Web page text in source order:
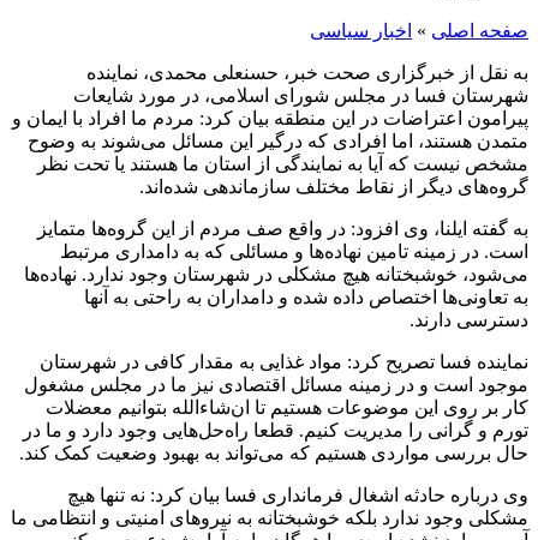
صفحه اصلی » اخبار سیاسی
به نقل از خبرگزاری صحت خبر، حسنعلی محمدی، نماینده
شهرستان فسا در مجلس شورای اسلامی، در مورد شایعات
پیرامون اعتراضات در این منطقه بیان کرد: مردم ما افراد با ایمان و
متمدن هستند، اما افرادی که درگیر این مسائل می‌شوند به وضوح
مشخص نیست که آیا به نمایندگی از استان ما هستند یا تحت نظر
گروه‌های دیگر از نقاط مختلف سازماندهی شده‌اند.
به گفته ایلنا، وی افزود: در واقع صف مردم از این گروه‌ها متمایز
است. در زمینه تامین نهاده‌ها و مسائلی که به دامداری مرتبط
می‌شود، خوشبختانه هیچ مشکلی در شهرستان وجود ندارد. نهاده‌ها
به تعاونی‌ها اختصاص داده شده و دامداران به راحتی به آنها
دسترسی دارند.
نماینده فسا تصریح کرد: مواد غذایی به مقدار کافی در شهرستان
موجود است و در زمینه مسائل اقتصادی نیز ما در مجلس مشغول
کار بر روی این موضوعات هستیم تا ان‌شاءالله بتوانیم معضلات
تورم و گرانی را مدیریت کنیم. قطعا راه‌حل‌هایی وجود دارد و ما در
حال بررسی مواردی هستیم که می‌تواند به بهبود وضعیت کمک کند.
وی درباره حادثه اشغال فرمانداری فسا بیان کرد: نه تنها هیچ
مشکلی وجود ندارد بلکه خوشبختانه به نیروهای امنیتی و انتظامی ما